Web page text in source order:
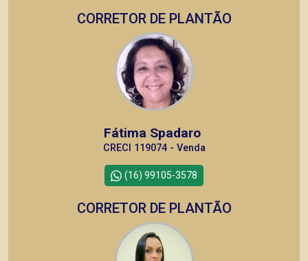
CORRETOR DE PLANTÃO
Fátima Spadaro
CRECI 119074 - Venda
(16) 99105-3578
CORRETOR DE PLANTÃO